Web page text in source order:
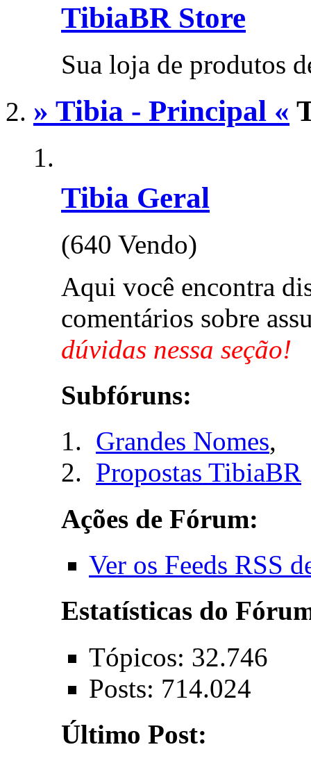
TibiaBR Store
Sua loja de produtos
» Tibia - Principal «
Tibia Geral
(640 Vendo)
Aqui você encontra
comentários sobre
dúvidas nessa seção!
Subfóruns:
Grandes Nomes,
Propostas TibiaBR
Ações de Fórum:
Ver os Feeds RSS
Estatísticas do
Tópicos: 32.746
Posts: 714.024
Último Post: